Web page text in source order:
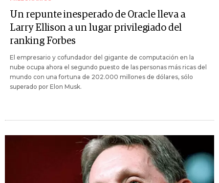
Un repunte inesperado de Oracle lleva a
Larry Ellison a un lugar privilegiado del
ranking Forbes
El empresario y cofundador del gigante de computación en la
nube ocupa ahora el segundo puesto de las personas más ricas del
mundo con una fortuna de 202.000 millones de dólares, sólo
superado por Elon Musk.